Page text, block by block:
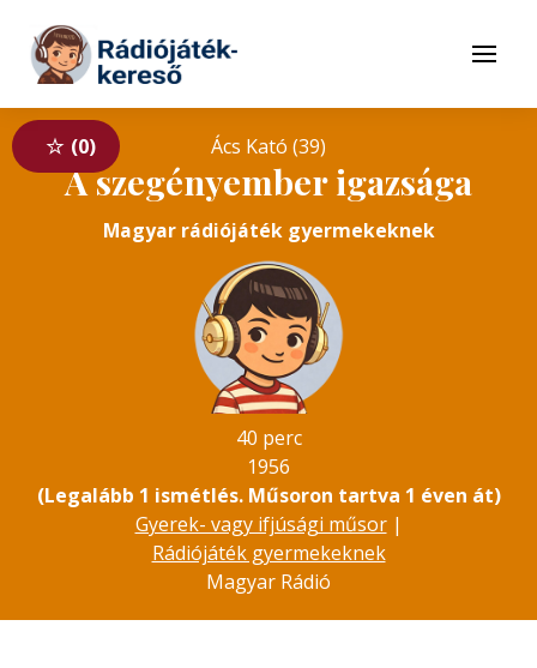
Tovább a tartalomhoz
Menü
0 Ács Kató (39)
A szegényember igazsága
Magyar rádiójáték gyermekeknek
40 perc
1956
(Legalább 1 ismétlés. Műsoron tartva 1 éven át)
Gyerek- vagy ifjúsági műsor|
Rádiójáték gyermekeknek
Magyar Rádió